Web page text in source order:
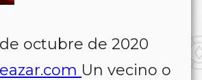
de octubre de 2020
Un vecino o